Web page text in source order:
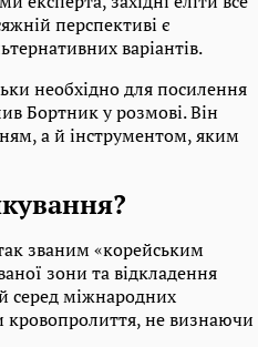
перспективі є
варіантів.
необхідно для посилення
Бортник у розмові. Він
а й інструментом, яким
званим «корейським
зони та відкладення
серед міжнародних
кровопролиття, не визнаючи